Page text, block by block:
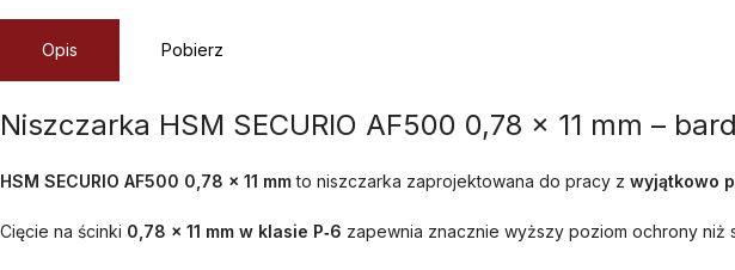
Opis Pobierz
Niszczarka HSM SECURIO AF500 0,78 x 11 mm –
HSM SECURIO AF500 0,78 x 11 mmto niszczarka zaprojektowana do pracy z wyjątkowo
Cięcie na ścinki 0,78 x 11 mm w klasie P‑6 zapewnia znacznie wyższy poziom ochrony